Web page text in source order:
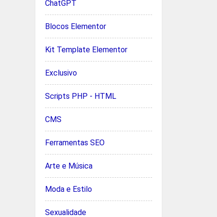
ChatGPT
Blocos Elementor
Kit Template Elementor
Exclusivo
Scripts PHP - HTML
CMS
Ferramentas SEO
Arte e Música
Moda e Estilo
Sexualidade